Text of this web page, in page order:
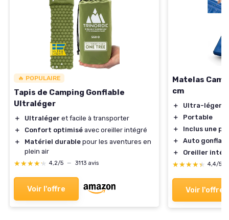
🔥 POPULAIRE
Tapis de Camping Gonflable
Ultraléger
＋ Ultraléger et facile à transporter
＋
Confort optimisé avec oreiller intégré
＋
Matériel durable pour les aventures en
plein air
★★★★★
★★★★★ 4,2/5 — 3113 avis
Voir l'offre
Matelas
cm
＋
Ultra-léger
＋
Portable
＋
Inclus une
＋
Auto
＋
Oreiller
★★★★★
★★★★★ 4,4/5
Voir l'offre